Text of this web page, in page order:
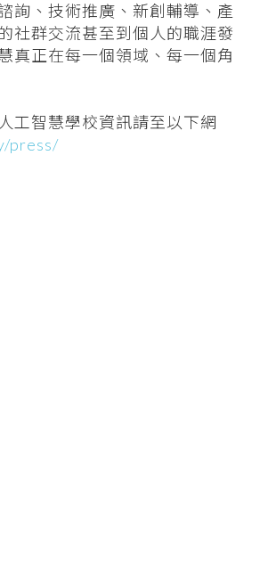
詢、技術推廣、新創輔導、產
社群交流甚至到個人的職涯發
真正在每一個領域、每一個角
工智慧學校資訊請至以下網
press/